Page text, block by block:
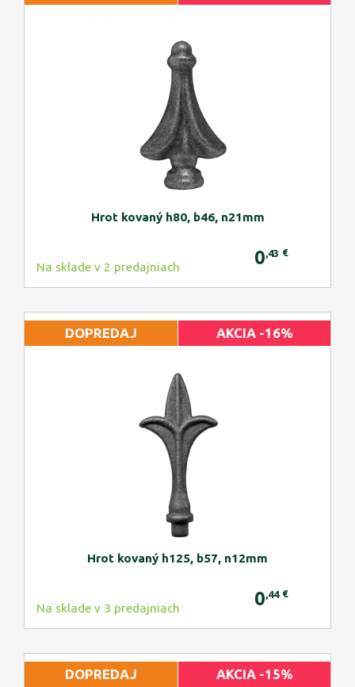
Hrot kovaný h80, b46, n21mm
Na sklade v 2 predajniach 0 ,43 €
DOPREDAJ AKCIA -16%
Hrot kovaný h125, b57, n12mm
Na sklade v 3 predajniach 0 ,44 €
DOPREDAJ AKCIA -15%